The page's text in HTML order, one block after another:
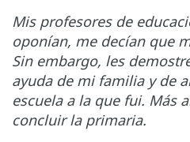
Mis profesores de
oponían, me decían que
Sin embargo, les
ayuda de mi familia y de
escuela a la que fui. Más
concluir la primaria.